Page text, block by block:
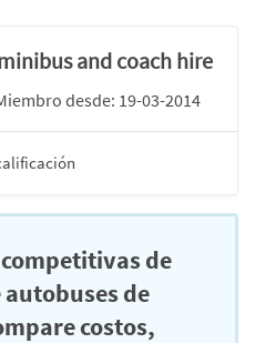
and coach hire
desde: 19-03-2014
de
de
costos,